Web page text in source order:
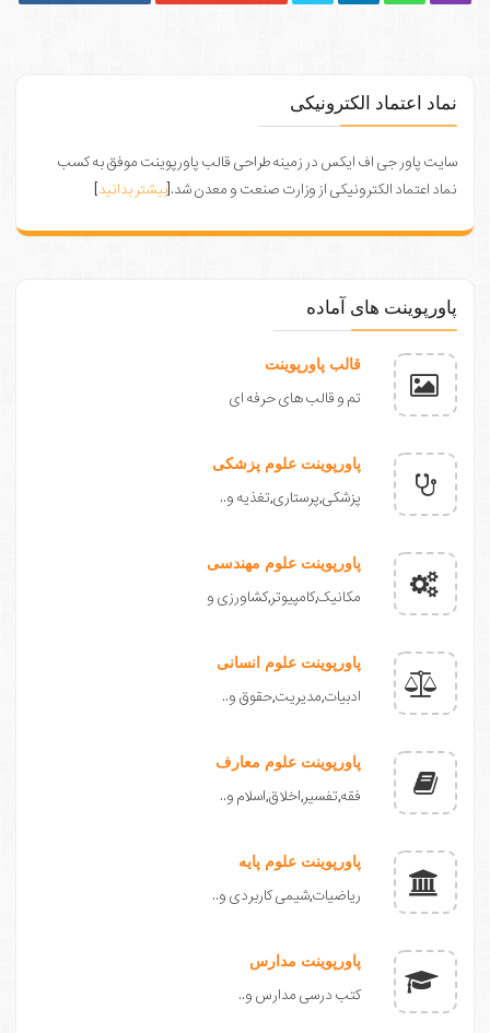
نماد اعتماد الکترونیکی
سایت پاور جی اف ایکس در زمینه طراحی قالب پاورپوینت موفق به کسب
نماد اعتماد الکترونیکی از وزارت صنعت و معدن شد.[بیشتر بدانید]
پاورپوینت های آماده
قالب پاورپوینت
تم و قالب های حرفه ای
پاورپوینت علوم پزشکی
پزشکی,پرستاری,تغذیه و..
پاورپوینت علوم مهندسی
مکانیک,کامپیوتر,کشاورزی و
پاورپوینت علوم انسانی
ادبیات,مدیریت,حقوق و..
پاورپوینت علوم معارف
فقه,تفسیر,اخلاق,اسلام و..
پاورپوینت علوم پایه
ریاضیات,شیمی کاربردی و..
پاورپوینت مدارس
کتب درسی مدارس و..